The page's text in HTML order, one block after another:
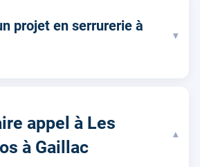
projet en serrurerie à
▾
appel à Les
à Gaillac
▾